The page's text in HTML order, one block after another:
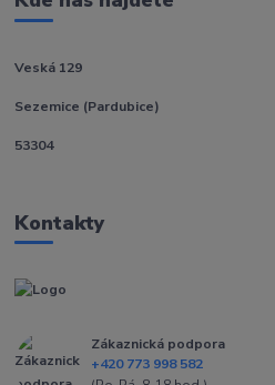
Veská 129
Sezemice (Pardubice)
53304
Kontakty
Zákaznická podpora
+420 773 998 582